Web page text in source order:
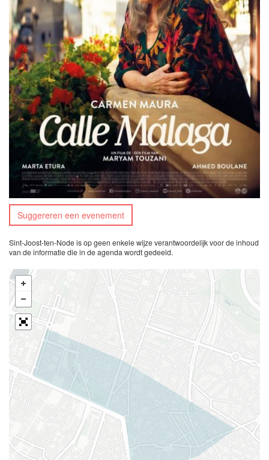
Suggereren een evenement
Sint-Joost-ten-Node is op geen enkele wijze verantwoordelijk voor de inhoud
van de informatie die in de agenda wordt gedeeld.